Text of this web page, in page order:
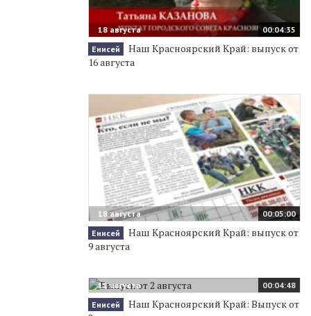
00:04:35
18 августа
Енисей
Наш Красноярский Край: выпуск от
16 августа
00:05:00
18 августа
Енисей
Наш Красноярский Край: выпуск от
9 августа
00:04:48
11 августа
Енисей
Наш Красноярский Край: Выпуск от